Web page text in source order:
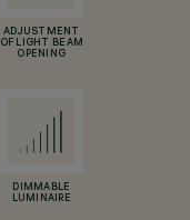
ADJUSTMENT
OF LIGHT BEAM
OPENING
DIMMABLE
LUMINAIRE